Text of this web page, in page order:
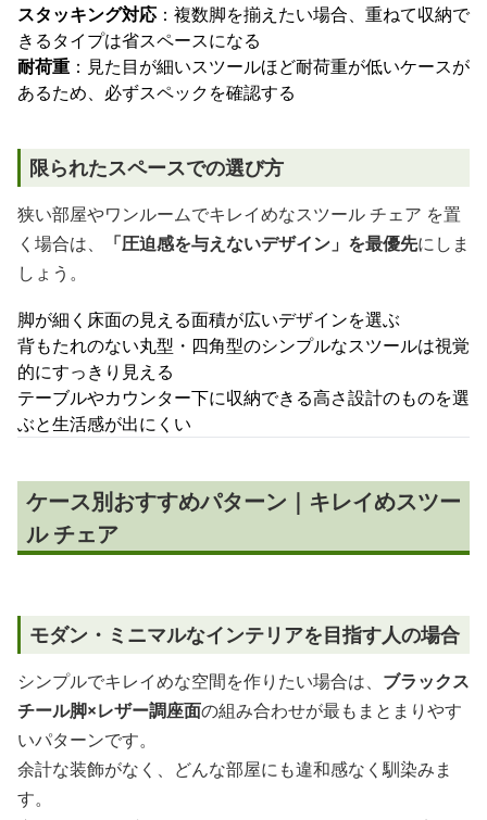
スタッキング対応 ：複数脚を揃えたい場合、重ねて収納で
きるタイプは省スペースになる
耐荷重 ：見た目が細いスツールほど耐荷重が低いケースが
あるため、必ずスペックを確認する
限られたスペースでの選び方
狭い部屋やワンルームでキレイめなスツール チェア を置
く場合は、
「圧迫感を与えないデザイン」を最優先にしま
しょう。
脚が細く床面の見える面積が広いデザインを選ぶ
背もたれのない丸型・四角型のシンプルなスツールは視覚
的にすっきり見える
テーブルやカウンター下に収納できる高さ設計のものを選
ぶと生活感が出にくい
ケース別おすすめパターン｜キレイめスツー
ル チェア
モダン・ミニマルなインテリアを目指す人の場合
シンプルでキレイめな空間を作りたい場合は、 ブラックス
チール脚×レザー調座面の組み合わせが最もまとまりやす
いパターンです。
余計な装飾がなく、どんな部屋にも違和感なく馴染みま
す。